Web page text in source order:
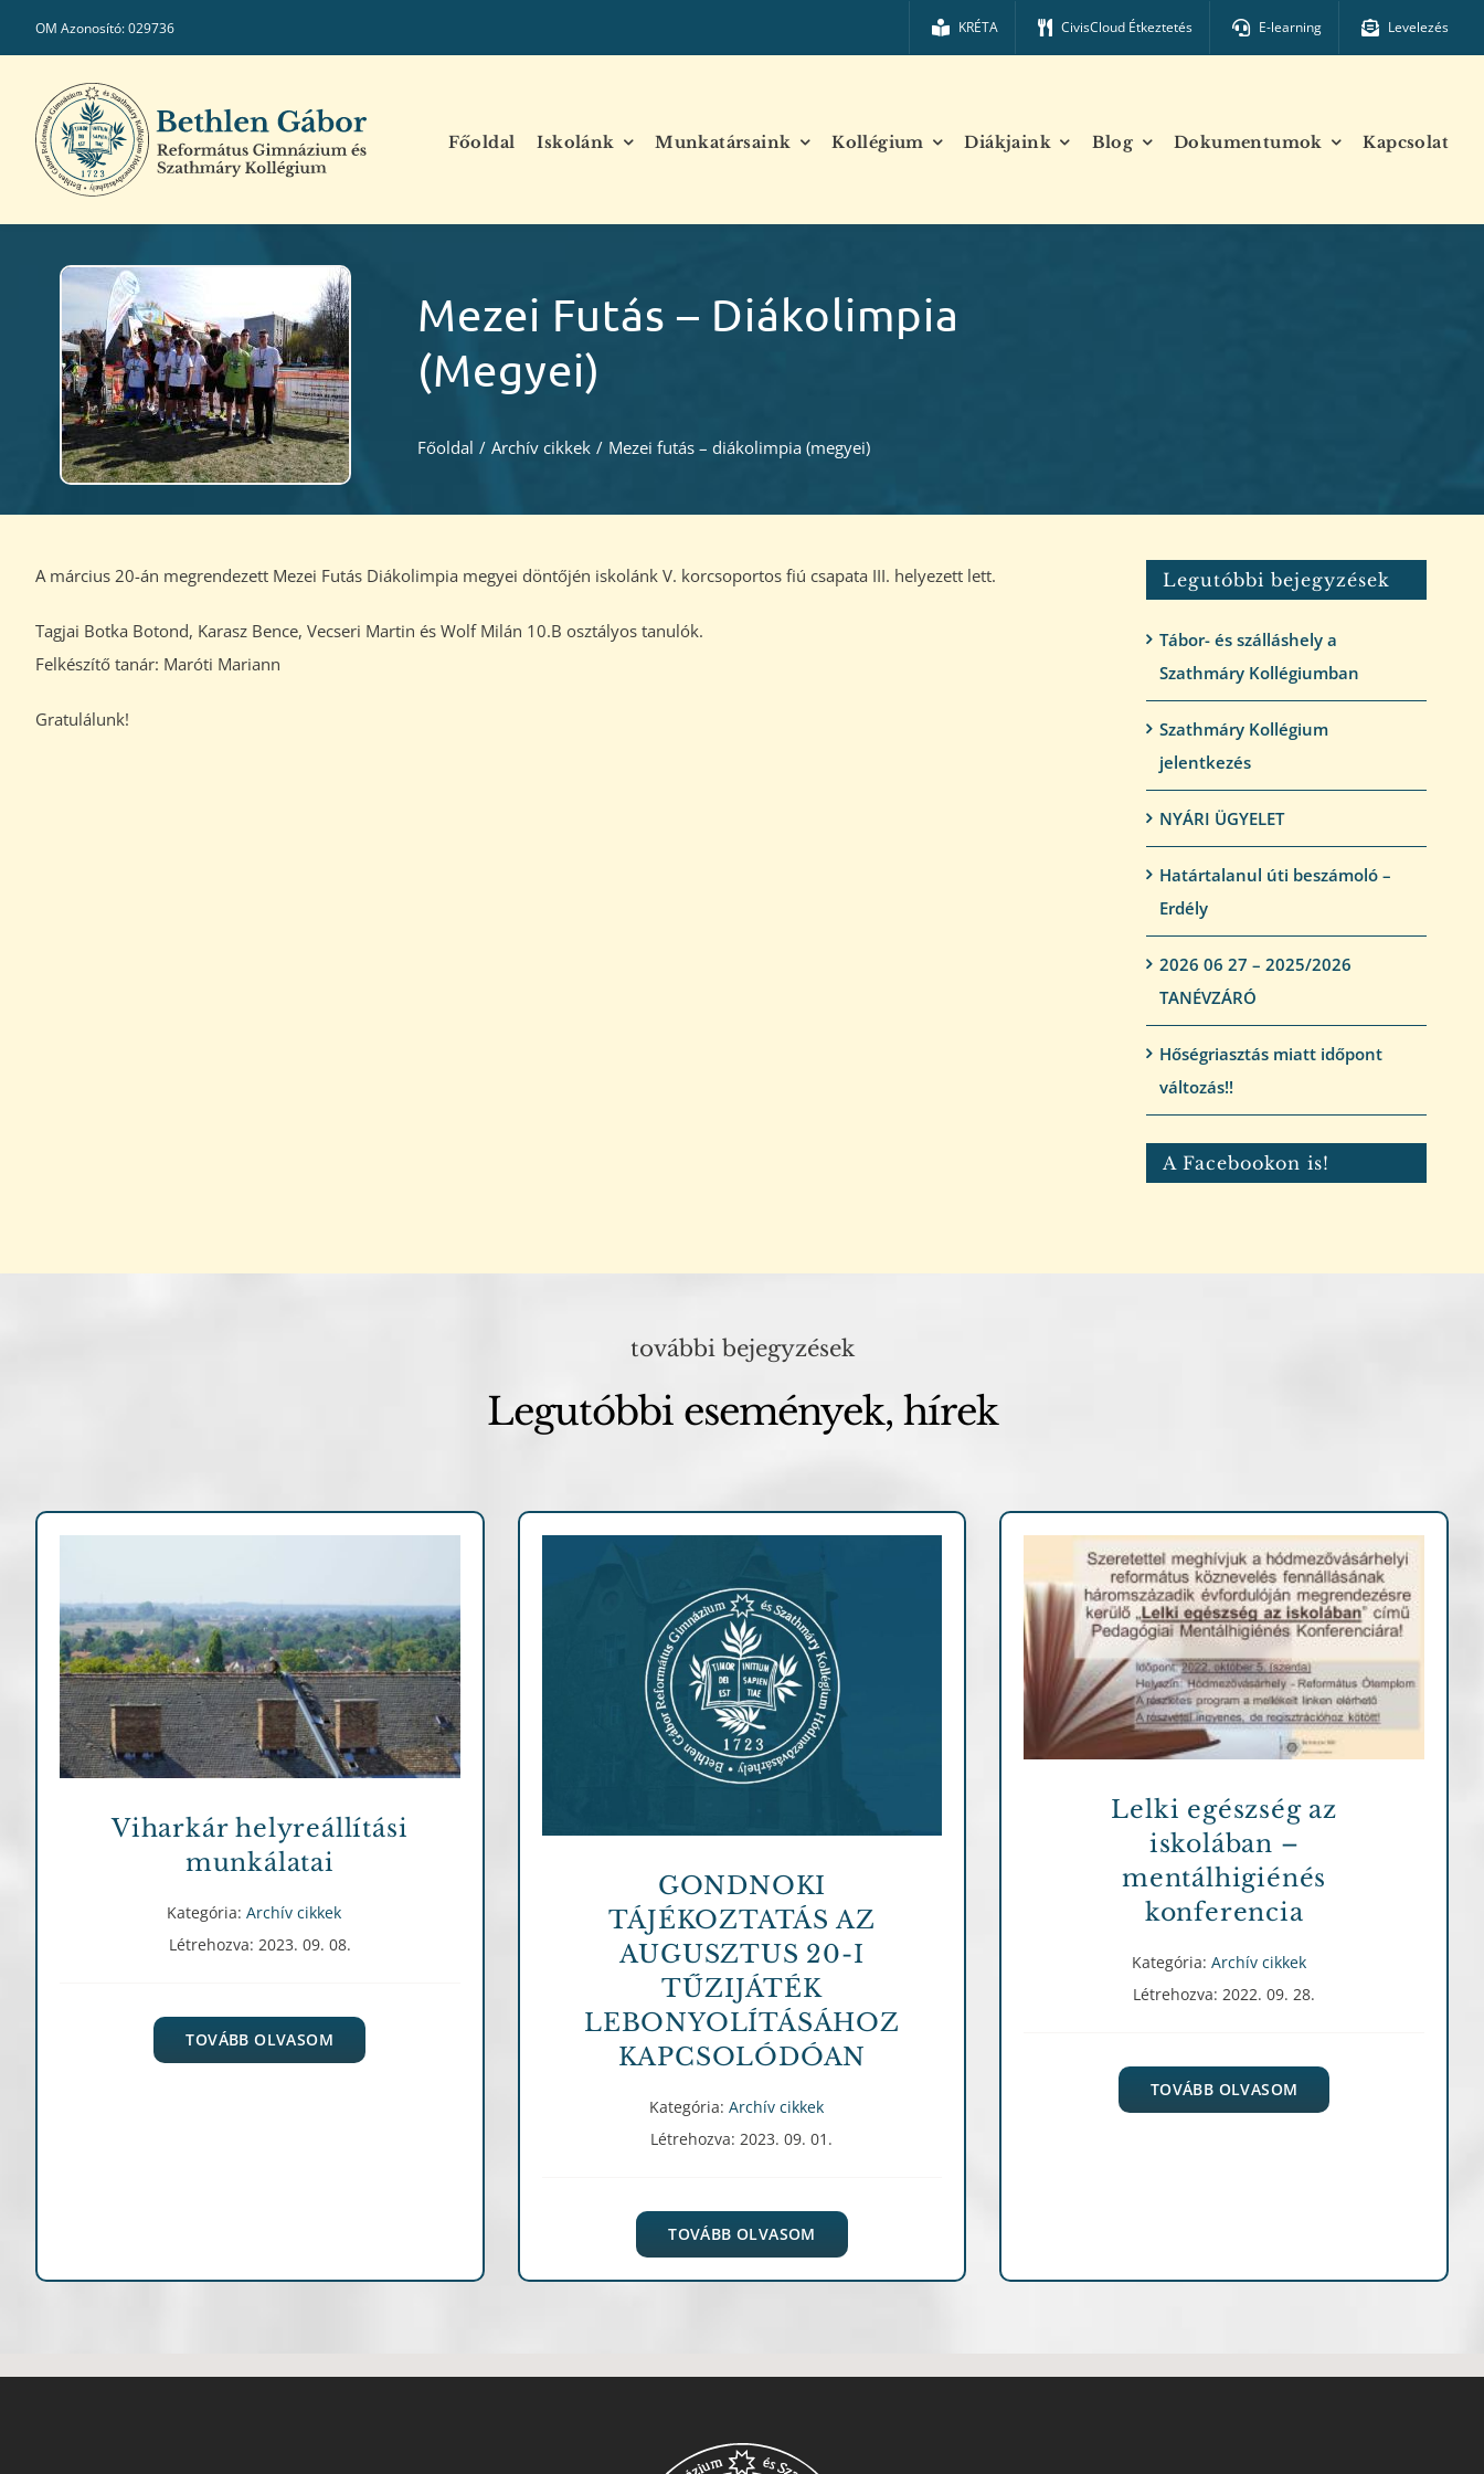
OM Azonosító: 029736 KRÉTA CivisCloud Étkeztetés E-learning Levelezés
Főoldal Iskolánk Munkatársaink Kollégium Diákjaink Blog Dokumentumok Kapcsolat
Mezei Futás – Diákolimpia
(megyei)
Főoldal / Archív cikkek / Mezei futás – diákolimpia (megyei)
A március 20-án megrendezett Mezei Futás Diákolimpia megyei döntőjén iskolánk V. korcsoportos fiú csapata III. helyezett lett.
Tagjai Botka Botond, Karasz Bence, Vecseri Martin és Wolf Milán 10.B osztályos tanulók.
Felkészítő tanár: Maróti Mariann
Gratulálunk!
Legutóbbi bejegyzések
Tábor- és szálláshely a
Szathmáry Kollégiumban
Szathmáry Kollégium
jelentkezés
NYÁRI ÜGYELET
Határtalanul úti beszámoló –
Erdély
2026 06 27 – 2025/2026
TANÉVZÁRÓ
Hőségriasztás miatt időpont
változás!!
A Facebookon is!
további bejegyzések
Legutóbbi események, hírek
Archív cikkek
Viharkár helyreállítási
munkálatai
Kategória:Archív cikkek
Létrehozva: 2023. 09. 08.
TOVÁBB OLVASOM
Archív cikkek
GONDNOKI
TÁJÉKOZTATÁS AZ
AUGUSZTUS 20-I
TŰZIJÁTÉK
LEBONYOLÍTÁSÁHOZ
KAPCSOLÓDÓAN
Kategória: Archív cikkek
Létrehozva: 2023. 09. 01.
TOVÁBB OLVASOM
Archív cikkek
Lelki egészség az
iskolában –
mentálhigiénés
konferencia
Kategória: Archív cikkek
Létrehozva: 2022. 09. 28.
TOVÁBB OLVASOM